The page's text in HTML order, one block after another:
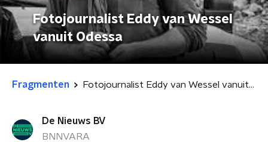
Fotojournalist Eddy van Wessel
vanuit Odessa
Fragmenten Fotojournalist Eddy van Wessel vanuit Odessa
De Nieuws BV
BNNVARA